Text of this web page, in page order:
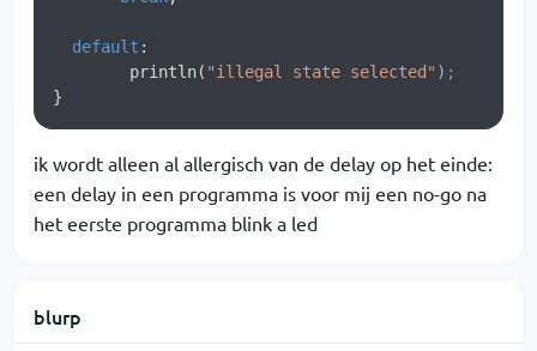
default :
        println(
"illegal state selected" );
ik wordt alleen al allergisch van de delay op het einde:
een delay in een programma is voor mij een no-go na
het eerste programma blink a led
blurp